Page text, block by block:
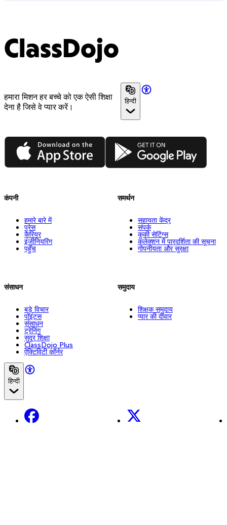
ClassDojo
हमारा मिशन हर बच्चे को एक ऐसी शिक्षा
देना है जिसे वे प्यार करें।
हिन्दी
App Store Google Play
कंपनी
हमारे बारे में
प्रेस
कैरियर
इंजीनियरिंग
पहुँच
संसाधन
बड़े विचार
पॉइंट्स
संसाधन
ट्रेनिंग
सुदूर शिक्षा
ClassDojo Plus
ऐक्टिविटी कॉर्नर
समर्थन
सहायता केंद्र
संपर्क
कुकी सेटिंग्स
कलेक्शन में पारदर्शिता की सूचना
गोपनीयता और सुरक्षा
समुदाय
शिक्षक समुदाय
प्यार की दीवार
हिन्दी
Facebook X